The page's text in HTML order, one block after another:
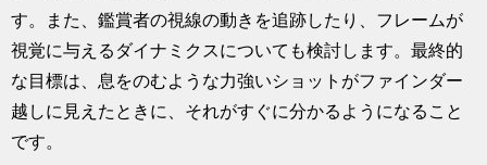
す。また、鑑賞者の視線の動きを追跡したり、フレームが
視覚に与えるダイナミクスについても検討します。最終的
な目標は、息をのむような力強いショットがファインダー
越しに見えたときに、それがすぐに分かるようになること
です。